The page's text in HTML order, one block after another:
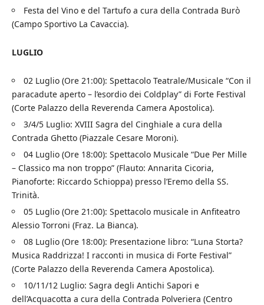
Festa del Vino e del Tartufo a cura della Contrada Burò
(Campo Sportivo La Cavaccia).
LUGLIO
02 Luglio (Ore 21:00): Spettacolo Teatrale/Musicale “Con il
paracadute aperto – l’esordio dei Coldplay” di Forte Festival
(Corte Palazzo della Reverenda Camera Apostolica).
3/4/5 Luglio: XVIII Sagra del Cinghiale a cura della
Contrada Ghetto (Piazzale Cesare Moroni).
04 Luglio (Ore 18:00): Spettacolo Musicale “Due Per Mille
– Classico ma non troppo” (Flauto: Annarita Cicoria,
Pianoforte: Riccardo Schioppa) presso l’Eremo della SS.
Trinità.
05 Luglio (Ore 21:00): Spettacolo musicale in Anfiteatro
Alessio Torroni (Fraz. La Bianca).
08 Luglio (Ore 18:00): Presentazione libro: “Luna Storta?
Musica Raddrizza! I racconti in musica di Forte Festival”
(Corte Palazzo della Reverenda Camera Apostolica).
10/11/12 Luglio: Sagra degli Antichi Sapori e
dell’Acquacotta a cura della Contrada Polveriera (Centro